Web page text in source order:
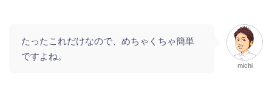
たったこれだけなので、めちゃくちゃ簡単
ですよね。
michi